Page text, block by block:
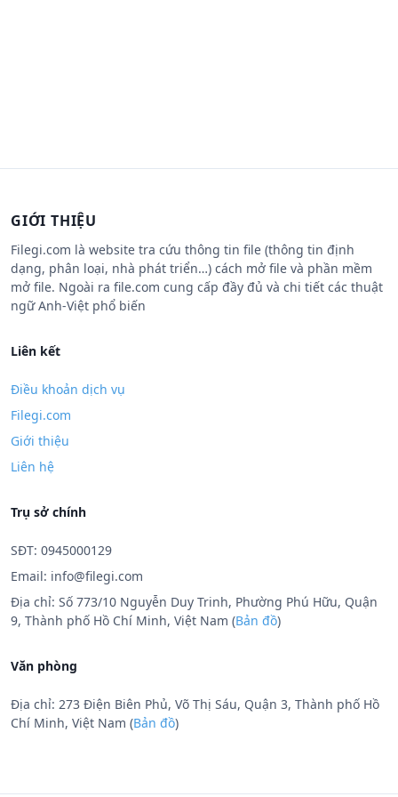
GIỚI THIỆU
Filegi.com là website tra cứu thông tin file (thông tin định
dạng, phân loại, nhà phát triển…) cách mở file và phần mềm
mở file. Ngoài ra file.com cung cấp đầy đủ và chi tiết các thuật
ngữ Anh-Việt phổ biến
Liên kết
Điều khoản dịch vụ
Filegi.com
Giới thiệu
Liên hệ
Trụ sở chính
SĐT: 0945000129
Email: info@filegi.com
Địa chỉ: Số 773/10 Nguyễn Duy Trinh, Phường Phú Hữu, Quận
9, Thành phố Hồ Chí Minh, Việt Nam (Bản đồ)
Văn phòng
Địa chỉ: 273 Điện Biên Phủ, Võ Thị Sáu, Quận 3, Thành phố Hồ
Chí Minh, Việt Nam (Bản đồ)